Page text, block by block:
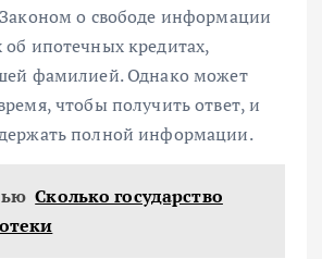
Законом о свободе информации
ипотечных кредитах,
фамилией. Однако может
чтобы получить ответ, и
полной информации.
Сколько государство